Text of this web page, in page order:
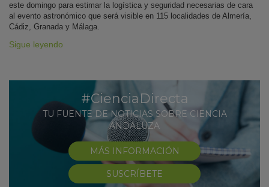
este domingo para estimar la logística y seguridad necesarias de cara
al evento astronómico que será visible en 115 localidades de Almería,
Cádiz, Granada y Málaga.
Sigue leyendo
#CienciaDirecta
TU FUENTE DE NOTICIAS SOBRE CIENCIA
ANDALUZA
MÁS INFORMACIÓN
SUSCRÍBETE